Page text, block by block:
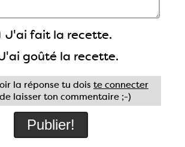
J'ai fait la recette.
goûté la recette.
la réponse tu dois te connecter
laisser ton commentaire ;-)